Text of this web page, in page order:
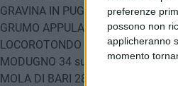
preferenze
possono non
applicheranno
momento
GRAVINA IN PUGLIA 34 su 34 -
GRUMO APPULA 12 su 12 - 12,06 %
LOCOROTONDO 12 su 12 - 10,08 %
MODUGNO 34 su 34 - 11,87 %
MOLA DI BARI 28 su 28 - 7,73 %